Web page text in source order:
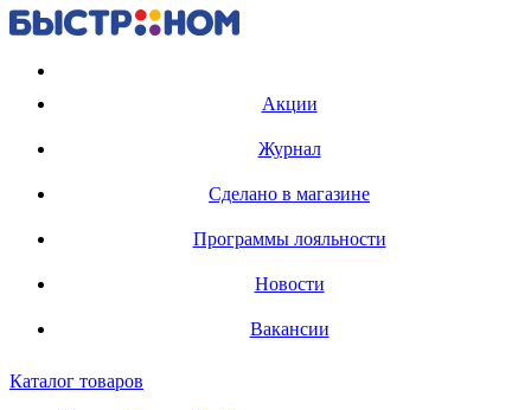
Акции
Журнал
Сделано в магазине
Программы лояльности
Новости
Вакансии
Каталог товаров